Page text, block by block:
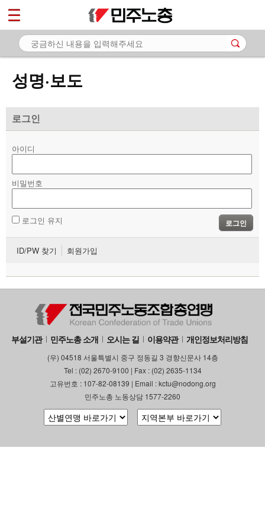
성명·보도
로그인
아이디
비밀번호
로그인 유지 로그인
ID/PW 찾기 회원가입
부설기관 민주노총 소개 오시는 길 이용약관 개인정보처리방침
(우) 04518 서울특별시 중구 정동길 3 경향신문사 14층
Tel : (02) 2670-9100 | Fax : (02) 2635-1134
고유번호 : 107-82-08139 | Email : kctu@nodong.org
민주노총 노동상담 1577-2260
마이페이지
소개
- 공지사항
- 성명·보도
자료
부설기관
업무